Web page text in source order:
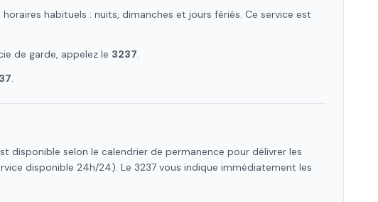
habituels : nuits, dimanches et jours fériés. Ce service est
de garde, appelez le 3237.
.
disponible selon le calendrier de permanence pour délivrer les
disponible 24h/24). Le 3237 vous indique immédiatement les